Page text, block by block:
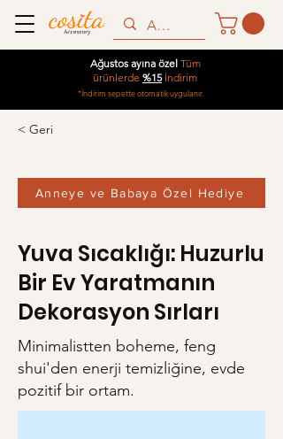
Ağustos ayına özel Tüm
ürünlerde %15İndirim
*İndirim sepette otomatik uygulanır.
< Geri
Anneye ve Babaya Özel Hediye
Yuva Sıcaklığı: Huzurlu
Bir Ev Yaratmanın
Dekorasyon Sırları
Minimalistten boheme, feng
shui'den enerji temizliğine, evde
pozitif bir ortam.